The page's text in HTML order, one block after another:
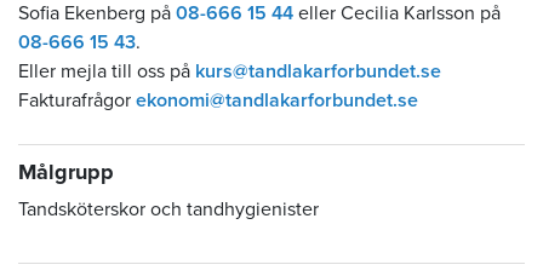
Sofia Ekenberg på 08-666 15 44 eller Cecilia Karlsson på
08-666 15 43.
Eller mejla till oss på kurs@tandlakarforbundet.se
Fakturafrågor ekonomi@tandlakarforbundet.se
Målgrupp
Tandsköterskor och tandhygienister